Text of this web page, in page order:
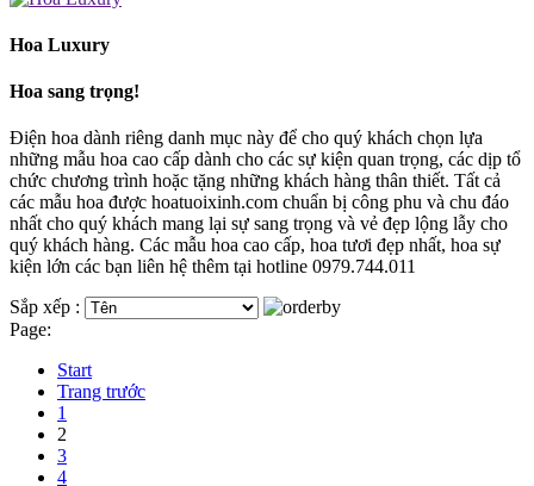
Hoa Luxury
Hoa sang trọng!
Điện hoa dành riêng danh mục này để cho quý khách chọn lựa
những mẫu hoa cao cấp dành cho các sự kiện quan trọng, các dịp tổ
chức chương trình hoặc tặng những khách hàng thân thiết. Tất cả
các mẫu hoa được hoatuoixinh.com chuẩn bị công phu và chu đáo
nhất cho quý khách mang lại sự sang trọng và vẻ đẹp lộng lẫy cho
quý khách hàng. Các mẫu hoa cao cấp, hoa tươi đẹp nhất, hoa sự
kiện lớn các bạn liên hệ thêm tại hotline 0979.744.011
Sắp xếp :
Page:
Start
Trang trước
1
2
3
4